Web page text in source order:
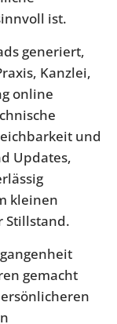
ist.
generiert,
Kanzlei,
online
und
Updates,
kleinen
Stillstand.
gemacht